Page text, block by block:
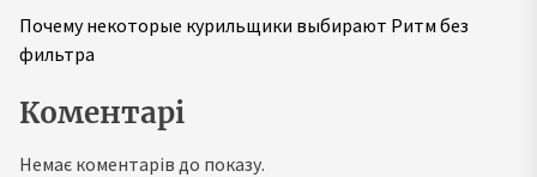
Почему некоторые курильщики выбирают Ритм без
фильтра
Коментарі
Немає коментарів до показу.